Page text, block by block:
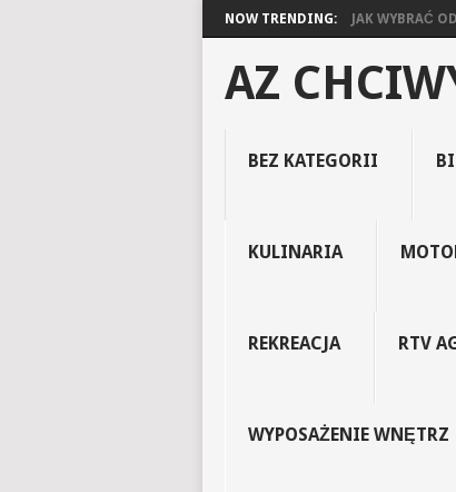
NOW TRENDING: JAK WYBRAĆ
AZ
BEZ KATEGORII
KULINARIA
REKREACJA RTV
WYPOSAŻENIE WNĘTRZ